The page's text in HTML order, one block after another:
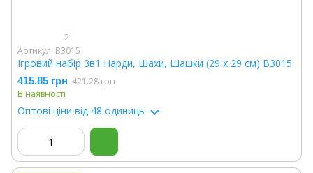
2
Артикул: B3015
Ігровий набір 3в1 Нарди, Шахи, Шашки (29 х 29 см) B3015
415.85 грн 421.28 грн
В наявності
Оптові ціни від 48 одиниць